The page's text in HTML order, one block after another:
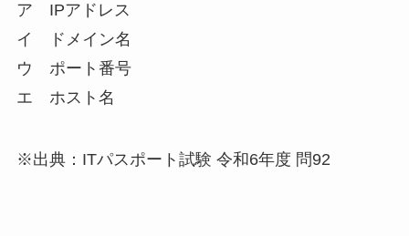
ア IPアドレス
イ ドメイン名
ウ ポート番号
エ ホスト名
※出典：ITパスポート試験 令和6年度 問92